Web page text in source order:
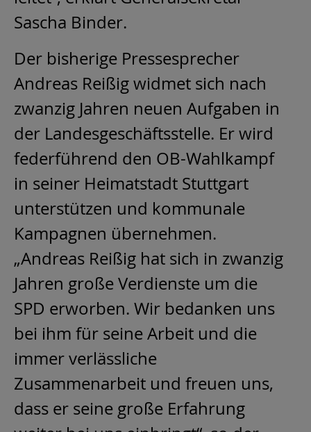
Sascha Binder.
Der bisherige Pressesprecher
Andreas Reißig widmet sich nach
zwanzig Jahren neuen Aufgaben in
der Landesgeschäftsstelle. Er wird
federführend den OB-Wahlkampf
in seiner Heimatstadt Stuttgart
unterstützen und kommunale
Kampagnen übernehmen.
„Andreas Reißig hat sich in zwanzig
Jahren große Verdienste um die
SPD erworben. Wir bedanken uns
bei ihm für seine Arbeit und die
immer verlässliche
Zusammenarbeit und freuen uns,
dass er seine große Erfahrung